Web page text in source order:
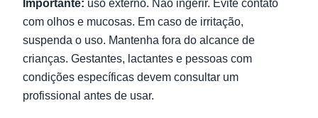
Importante: uso externo. Não ingerir. Evite contato
com olhos e mucosas. Em caso de irritação,
suspenda o uso. Mantenha fora do alcance de
crianças. Gestantes, lactantes e pessoas com
condições específicas devem consultar um
profissional antes de usar.